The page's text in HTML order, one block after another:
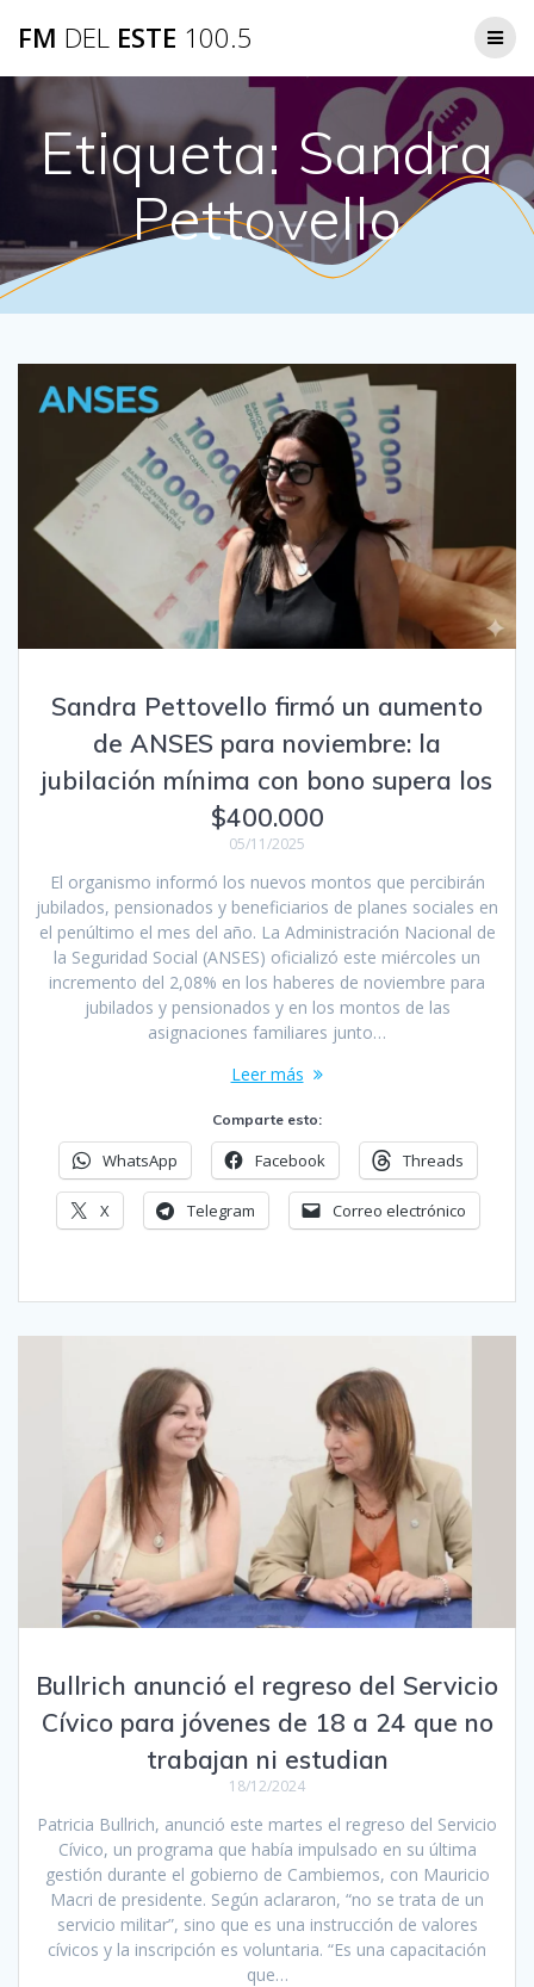
FM DEL ESTE 100.5
Etiqueta: Sandra
Pettovello
Sandra Pettovello firmó un aumento
de ANSES para noviembre: la
jubilación mínima con bono supera los
$400.000
05/11/2025
El organismo informó los nuevos montos que percibirán
jubilados, pensionados y beneficiarios de planes sociales en
el penúltimo el mes del año. La Administración Nacional de
la Seguridad Social (ANSES) oficializó este miércoles un
incremento del 2,08% en los haberes de noviembre para
jubilados y pensionados y en los montos de las
asignaciones familiares junto…
Leer más
Comparte esto:
WhatsApp Facebook Threads
X Telegram Correo electrónico
Bullrich anunció el regreso del Servicio
Cívico para jóvenes de 18 a 24 que no
trabajan ni estudian
18/12/2024
Patricia Bullrich, anunció este martes el regreso del Servicio
Cívico, un programa que había impulsado en su última
gestión durante el gobierno de Cambiemos, con Mauricio
Macri de presidente. Según aclararon, “no se trata de un
servicio militar”, sino que es una instrucción de valores
cívicos y la inscripción es voluntaria. “Es una capacitación
que…